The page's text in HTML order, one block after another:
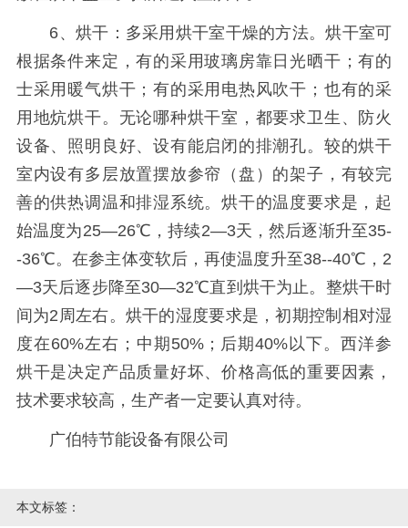
6、烘干：多采用烘干室干燥的方法。烘干室可
根据条件来定，有的采用玻璃房靠日光晒干；有的
士采用暖气烘干；有的采用电热风吹干；也有的采
用地炕烘干。无论哪种烘干室，都要求卫生、防火
设备、照明良好、设有能启闭的排潮孔。较的烘干
室内设有多层放置摆放参帘（盘）的架子，有较完
善的供热调温和排湿系统。烘干的温度要求是，起
始温度为25—26℃，持续2—3天，然后逐渐升至35-
-36℃。在参主体变软后，再使温度升至38--40℃，2
—3天后逐步降至30—32℃直到烘干为止。整烘干时
间为2周左右。烘干的湿度要求是，初期控制相对湿
度在60%左右；中期50%；后期40%以下。西洋参
烘干是决定产品质量好坏、价格高低的重要因素，
技术要求较高，生产者一定要认真对待。
广伯特节能设备有限公司
本文标签：